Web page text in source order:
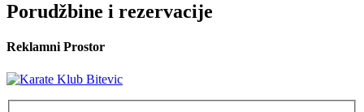
Porudžbine i rezervacije
Reklamni Prostor